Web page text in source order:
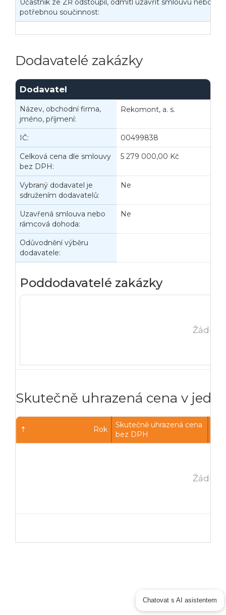
Účastník ze ZŘ odstoupil, odmítl uzavřít smlouvu nebo
potřebnou součinnost:
Dodavatelé zakázky
Dodavatel
Název, obchodní firma,
jméno, příjmení:
Rekomont, a. s.
IČ: 00499838
Celková cena dle smlouvy
bez DPH:
5 279 000,00 Kč
Vybraný dodavatel je
sdružením dodavatelů:
Ne
Uzavřená smlouva nebo
rámcová dohoda:
Ne
Odůvodnění výběru
dodavatele:
Poddodavatelé zakázky
Žádná
Skutečně uhrazená cena v
Rok
Skutečně uhrazená cena
bez DPH
Žádná
Chatovat s AI asistentem
Powered by chaterimo